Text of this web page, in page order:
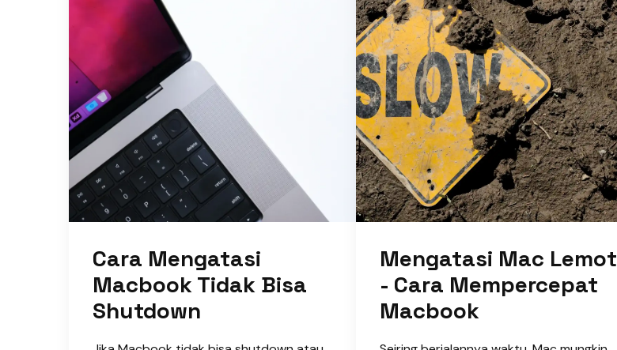
Cara Mengatasi
Macbook Tidak Bisa
Shutdown
Mengatasi Mac Lemot
- Cara Mempercepat
Macbook